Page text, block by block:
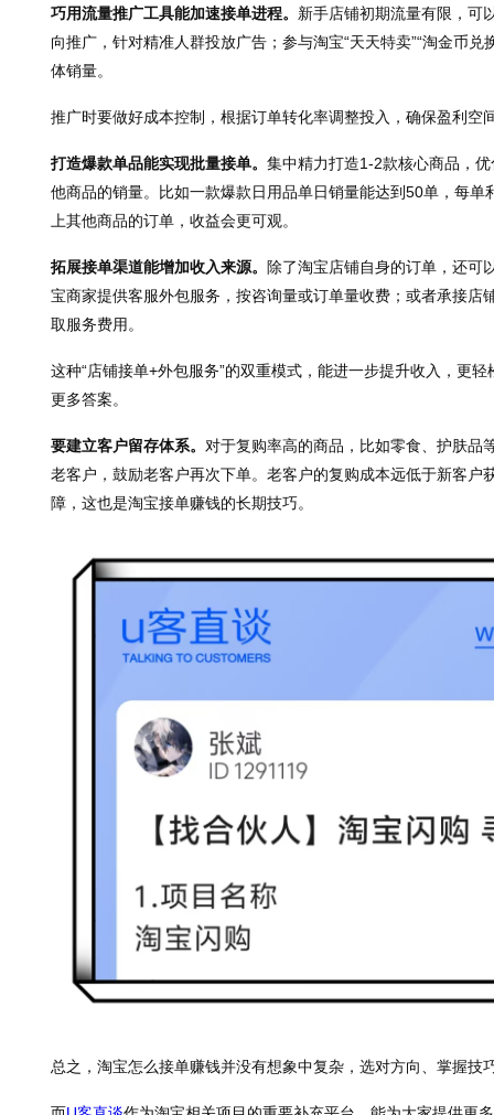
巧用流量推广工具能加速接单进程。 新手店铺初期流量有限，可
向推广，针对精准人群投放广告；参与淘宝“天天特卖”“淘金币
体销量。
推广时要做好成本控制，根据订单转化率调整投入，确保盈利空
打造爆款单品能实现批量接单。 集中精力打造1-2款核心商品，
他商品的销量。比如一款爆款日用品单日销量能达到50单，每
上其他商品的订单，收益会更可观。
拓展接单渠道能增加收入来源。 除了淘宝店铺自身的订单，还可
宝商家提供客服外包服务，按咨询量或订单量收费；或者承接店
取服务费用。
这种“店铺接单+外包服务”的双重模式，能进一步提升收入，更
更多答案。
要建立客户留存体系。 对于复购率高的商品，比如零食、护肤品
老客户，鼓励老客户再次下单。老客户的复购成本远低于新客户
障，这也是淘宝接单赚钱的长期技巧。
总之，淘宝怎么接单赚钱并没有想象中复杂，选对方向、掌握技